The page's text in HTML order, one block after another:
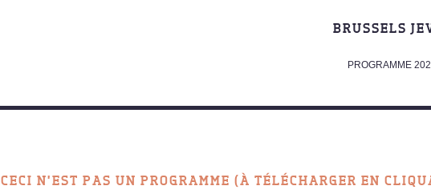
BRUSSELS
PROGRAMME
CECI N’EST PAS UN PROGRAMME (À TÉLÉCHARGER EN